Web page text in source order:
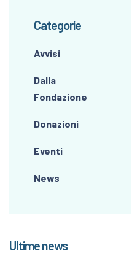
Categorie
Avvisi
Dalla
Fondazione
Donazioni
Eventi
News
Ultime news